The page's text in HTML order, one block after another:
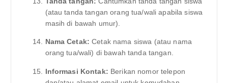
(atau tanda tangan orang tua/wali apabila siswa
masih di bawah umur).
Nama Cetak: Cetak nama siswa (atau nama
orang tua/wali) di bawah tanda tangan.
Informasi Kontak: Berikan nomor telepon